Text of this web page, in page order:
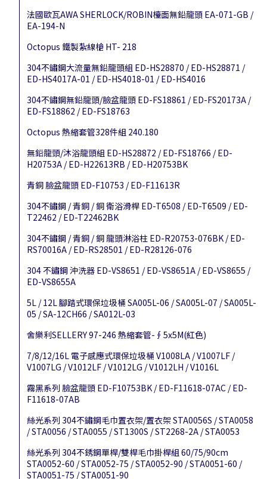
法國歐瓦AWA SHERLOCK/ROBIN檯面無鉛龍頭 EA-071-GB /
EA-194-N
Octopus 鐵製紮線槍 HT- 218
304不鏽鋼大流量無鉛龍頭組 ED-HS28870 / ED-HS28871 /
ED-HS4017A-01 / ED-HS4018-01 / ED-HS4016
304不鏽鋼無鉛龍頭/臉盆龍頭 ED-FS18861 / ED-FS20173A /
ED-FS18862 / ED-FS18763
Octopus 熱縮套管328件組 240.180
無鉛龍頭/沐浴龍頭組 ED-HS28872 / ED-FS18766 / ED-
H20753A / ED-H22613RB / ED-H20753BK
青銅 臉盆龍頭 ED-F10753 / ED-F11613R
304不鏽鋼 / 青銅 / 銅 衛浴滑桿 ED-T6508 / ED-T6509 / ED-
T22462 / ED-T22462BK
304不鏽鋼 / 青銅 / 銅 龍頭淋浴柱 ED-R20753-076BK / ED-
RS70016A / ED-RS28501 / ED-R28126-076
304 不鏽鋼 沖洗器 ED-VS8651 / ED-VS8651A / ED-VS8655 /
ED-VS8655A
5L / 12L 腳踏式環保垃圾桶 SA005L-06 / SA005L-07 / SA005L-
05 / SA-12CH66 / SA012L-03
舍樂利SELLERY 97-246 熱縮套管-∮5x5M(紅色)
7/8/12/16L 電子感應式環保垃圾桶 V1008LA / V1007LF /
V1007LG / V1012LF / V1012LG / V1012LH / V1016L
霧黑系列 臉盆龍頭 ED-F10753BK / ED-F11618-07AC / ED-
F11618-07AB
絲光系列 304不鏽鋼毛巾置衣架/置衣架 STA0056S / STA0058
/ STA0056 / STA0055 / ST1300S / ST2268-2A / STA0053
絲光系列 304不銹鋼單桿/雙桿毛巾掛桿組 60/75/90cm
STA0052-60 / STA0052-75 / STA0052-90 / STA0051-60 /
STA0051-75 / STA0051-90